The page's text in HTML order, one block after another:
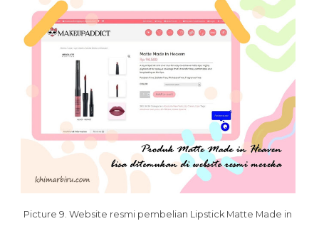
Picture 9. Website resmi pembelian Lipstick Matte Made in